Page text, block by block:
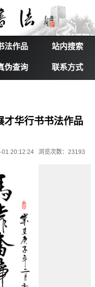
法作品 站内搜索
伪查询 联系方式
才华行书书法作品
01 20:12:24 浏览次数：23193